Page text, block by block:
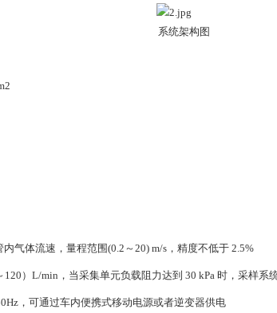
系统架构图
气体流速，量程范围(0.2～20) m/s，精度不低于 2.5%
）L/min，当采集单元负载阻力达到 30 kPa 时，采样系
，可通过车内便携式移动电源或者逆变器供电